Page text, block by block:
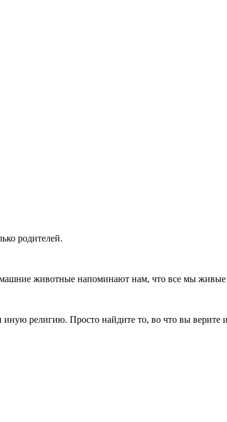
родителей.
животные напоминают нам, что все мы живые
иную религию. Просто найдите то, во что вы верите